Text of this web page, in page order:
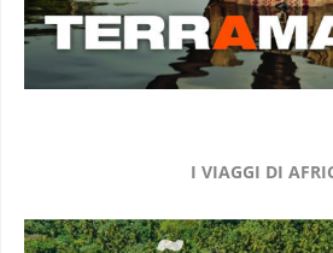
I VIAGGI DI